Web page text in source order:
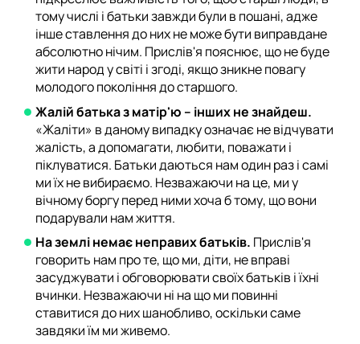
тому числі і батьки завжди були в пошані, адже
інше ставлення до них не може бути виправдане
абсолютно нічим. Прислів'я пояснює, що не буде
жити народ у світі і згоді, якщо зникне повагу
молодого покоління до старшого.
Жалій батька з матір'ю – інших не знайдеш.
«Жаліти» в даному випадку означає не відчувати
жалість, а допомагати, любити, поважати і
піклуватися. Батьки даються нам один раз і самі
ми їх не вибираємо. Незважаючи на це, ми у
вічному боргу перед ними хоча б тому, що вони
подарували нам життя.
На землі немає неправих батьків. Прислів'я
говорить нам про те, що ми, діти, не вправі
засуджувати і обговорювати своїх батьків і їхні
вчинки. Незважаючи ні на що ми повинні
ставитися до них шанобливо, оскільки саме
завдяки їм ми живемо.